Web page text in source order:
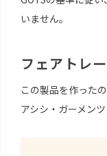
いません。
フェアトレ
この製品を作った
アシシ・ガーメン